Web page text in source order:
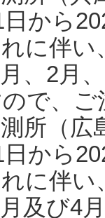
から
に伴い
、2月
で、
所（
から
に伴い
及び4